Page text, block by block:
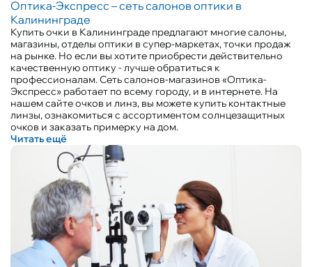
Оптика-Экспресс – сеть салонов оптики в
Калининграде
Купить очки в Калининграде предлагают многие салоны,
магазины, отделы оптики в супер-маркетах, точки продаж
на рынке. Но если вы хотите приобрести действительно
качественную оптику - лучше обратиться к
профессионалам. Сеть салонов-магазинов «Оптика-
Экспресс» работает по всему городу, и в интернете. На
нашем сайте очков и линз, вы можете купить контактные
линзы, ознакомиться с ассортиментом солнцезащитных
очков и заказать примерку на дом.
Читать ещё